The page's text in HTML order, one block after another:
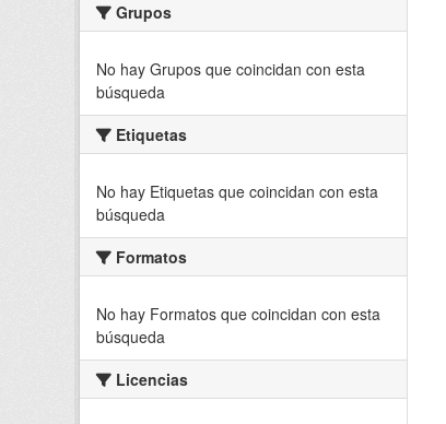
Grupos
No hay Grupos que coincidan con esta
búsqueda
Etiquetas
No hay Etiquetas que coincidan con esta
búsqueda
Formatos
No hay Formatos que coincidan con esta
búsqueda
Licencias